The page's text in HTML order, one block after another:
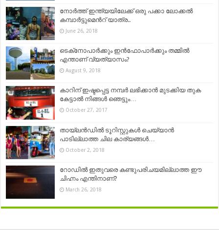
നോർത്ത് ഇന്ത്യയിലേക്ക് ഒരു പക്കാ ലോക്കൽ
കമ്പാർട്ടുമെൻറ് യാത്ര..
June 26, 2018
ടെക്‌നോപാർക്കും ഇൻഫോപാർക്കും തമ്മിൽ
എന്താണ് വ്യത്യാസം?
August 9, 2018
കാറിന് ഇഷ്ടപ്പെട്ട നമ്പർ ലഭിക്കാൻ മുടക്കിയ തുക
കേട്ടാൽ നിങ്ങൾ ഞെട്ടും…
October 27, 2017
തായ്‌ലൻഡിൽ ടൂറിസ്റ്റുകൾ ചെയ്യാൻ
പാടില്ലാത്ത ചില കാര്യങ്ങൾ…
October 2, 2018
റോഡില്‍ ഇതുവരെ കണ്ടുപരിചയമില്ലാത്ത ഈ
ചിഹ്നം എന്തിനാണ്?
March 26, 2018